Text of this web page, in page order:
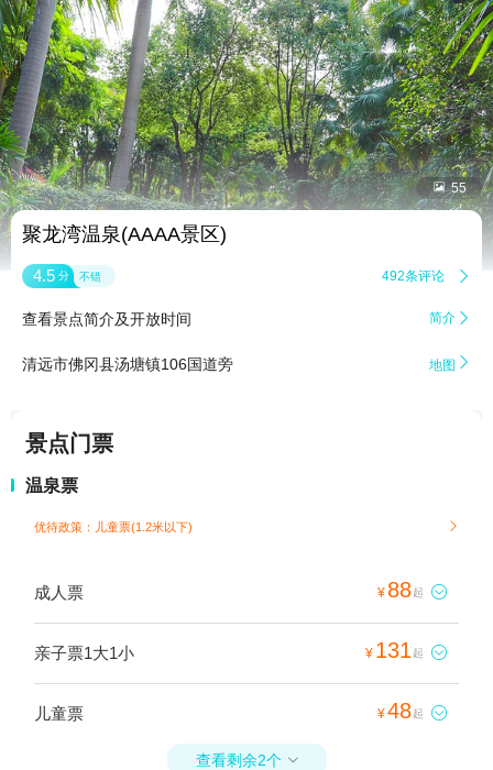
 55
聚龙湾温泉(AAAA景区)
4.5 分 不错 492条评论 
查看景点简介及开放时间 简介 
清远市佛冈县汤塘镇106国道旁 地图 
景点门票
温泉票
优待政策：儿童票(1.2米以下) 
成人票 ¥ 88起 
亲子票1大1小 ¥ 131 起 
儿童票 ¥48起 
查看剩余2个 
